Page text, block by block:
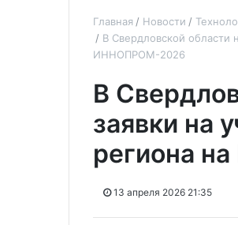
Главная Новости
В Свердловской области
ИННОПРОМ-2026
В
заявки на
региона
13 апреля 2026 21:35